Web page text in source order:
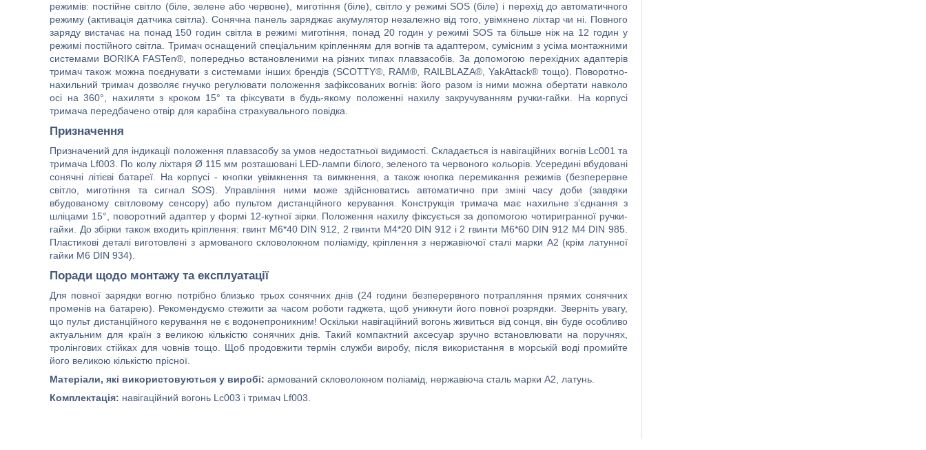
режимів: постійне світло (біле, зелене або червоне), миготіння (біле), світло у режимі SOS (біле) і перехід до автоматичного
режиму (активація датчика світла). Сонячна панель заряджає акумулятор незалежно від того, увімкнено ліхтар чи ні. Повного
заряду вистачає на понад 150 годин світла в режимі миготіння, понад 20 годин у режимі SOS та більше ніж на 12 годин у
режимі постійного світла. Тримач оснащений спеціальним кріпленням для вогнів та адаптером, сумісним з усіма монтажними
системами BORIKA FASTen®, попередньо встановленими на різних типах плавзасобів. За допомогою перехідних адаптерів
тримач також можна поєднувати з системами інших брендів (SCOTTY®, RAM®, RAILBLAZA®, YakAttack® тощо). Поворотно-
нахильний тримач дозволяє гнучко регулювати положення зафіксованих вогнів: його разом із ними можна обертати навколо
осі на 360°, нахиляти з кроком 15° та фіксувати в будь-якому положенні нахилу закручуванням ручки-гайки. На корпусі
тримача передбачено отвір для карабіна страхувального повідка.
Призначення
Призначений для індикації положення плавзасобу за умов недостатньої видимості. Складається із навігаційних вогнів Lc001 та
тримача Lf003. По колу ліхтаря Ø 115 мм розташовані LED-лампи білого, зеленого та червоного кольорів. Усередині вбудовані
сонячні літієві батареї. На корпусі - кнопки увімкнення та вимкнення, а також кнопка перемикання режимів (безперервне
світло, миготіння та сигнал SOS). Управління ними може здійснюватись автоматично при зміні часу доби (завдяки
вбудованому світловому сенсору) або пультом дистанційного керування. Конструкція тримача має нахильне з’єднання з
шліцами 15°, поворотний адаптер у формі 12-кутної зірки. Положення нахилу фіксується за допомогою чотиригранної ручки-
гайки. До збірки також входить кріплення: гвинт M6*40 DIN 912, 2 гвинти M4*20 DIN 912 і 2 гвинти M6*60 DIN 912 M4 DIN 985.
Пластикові деталі виготовлені з армованого скловолокном поліаміду, кріплення з нержавіючої сталі марки А2 (крім латунної
гайки M6 DIN 934).
Поради щодо монтажу та експлуатації
Для повної зарядки вогню потрібно близько трьох сонячних днів (24 години безперервного потрапляння прямих сонячних
променів на батарею). Рекомендуємо стежити за часом роботи гаджета, щоб уникнути його повної розрядки. Зверніть увагу,
що пульт дистанційного керування не є водонепроникним! Оскільки навігаційний вогонь живиться від сонця, він буде особливо
актуальним для країн з великою кількістю сонячних днів. Такий компактний аксесуар зручно встановлювати на поручнях,
тролінгових стійках для човнів тощо. Щоб продовжити термін служби виробу, після використання в морській воді промийте
його великою кількістю прісної.
Матеріали, які використовуються у виробі: армований скловолокном поліамід, нержавіюча сталь марки А2, латунь.
Комплектація: навігаційний вогонь Lc003 і тримач Lf003.